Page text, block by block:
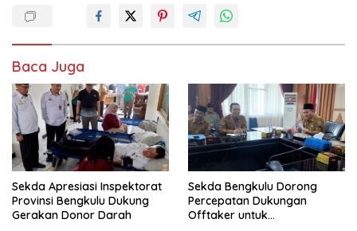
Baca Juga
Sekda Apresiasi Inspektorat
Provinsi Bengkulu Dukung
Gerakan Donor Darah
Sekda Bengkulu Dorong
Percepatan Dukungan
Offtaker untuk